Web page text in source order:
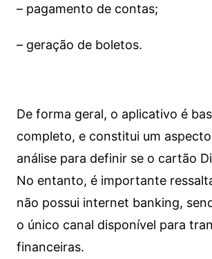
– pagamento de contas;
– geração de boletos.
De forma geral, o aplicativo é
completo, e constitui um
análise para definir se o cartão
No entanto, é importante
não possui internet banking,
o único canal disponível para
financeiras.